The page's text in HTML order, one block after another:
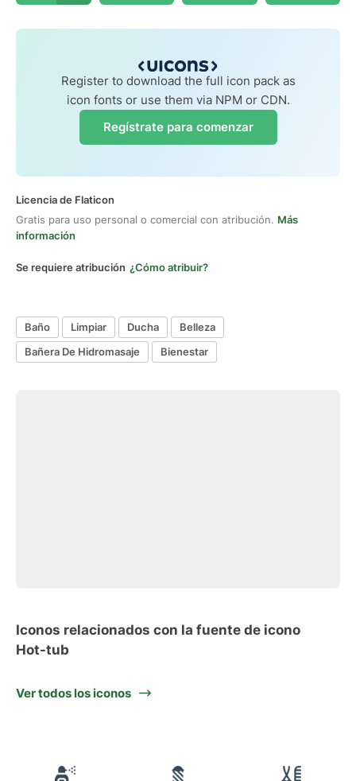
Register to download the full icon pack as
icon fonts or use them via NPM or CDN.
Regístrate para comenzar
Licencia de Flaticon
Gratis para uso personal o comercial con atribución. Más
información
Se requiere atribución ¿Cómo atribuir?
Baño Limpiar Ducha
Belleza
Bañera De Hidromasaje
Bienestar
Iconos relacionados con la fuente de icono
Hot-tub
Ver todos los iconos